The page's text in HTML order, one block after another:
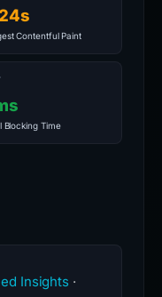
Contentful Paint
Blocking Time
Insights ·